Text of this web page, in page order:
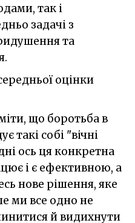
так і
задачі з
та
оцінки
що боротьба в
такі собі "вічні
ось ця конкретна
і є ефективною, а
нове рішення, яке
ми все одно не
й видихнути